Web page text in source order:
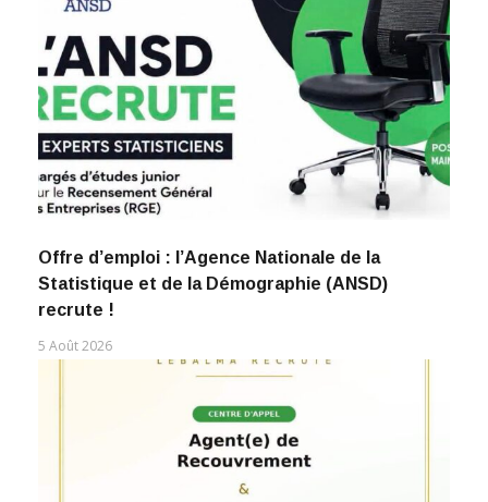
Offre d’emploi : l’Agence Nationale de la
Statistique et de la Démographie (ANSD)
recrute !
5 Août 2026